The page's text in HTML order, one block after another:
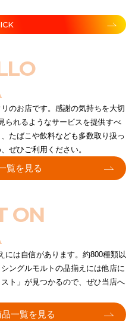
のお店です。感謝の気持ちを大切
られるようなサービスを提供すべ
たばこや飲料なども多数取り扱っ
ぜひご利用ください。
覧を見る
ON
には自信があります。約800種類以
ングルモルトの品揃えには他店に
ト」が見つかるので、ぜひ当店へ
一覧を見る